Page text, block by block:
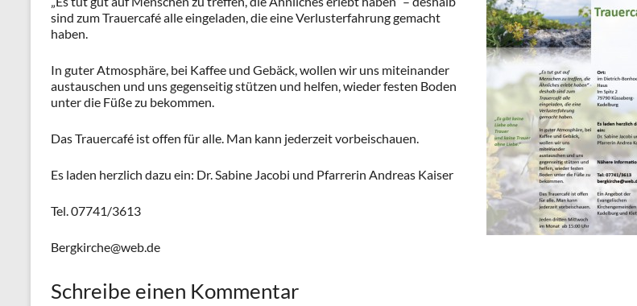
sind zum Trauercafé alle eingeladen, die eine Verlusterfahrung gemacht
haben.
In guter Atmosphäre, bei Kaffee und Gebäck, wollen wir uns miteinander
austauschen und uns gegenseitig stützen und helfen, wieder festen Boden
unter die Füße zu bekommen.
Das Trauercafé ist offen für alle. Man kann jederzeit vorbeischauen.
Es laden herzlich dazu ein: Dr. Sabine Jacobi und Pfarrerin Andreas Kaiser
Tel. 07741/3613
Bergkirche@web.de
Schreibe einen Kommentar